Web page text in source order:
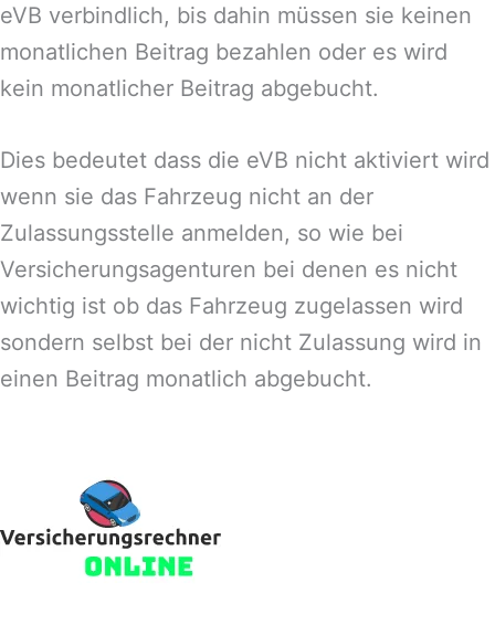
eVB verbindlich, bis dahin müssen sie keinen
monatlichen Beitrag bezahlen oder es wird
kein monatlicher Beitrag abgebucht.
Dies bedeutet dass die eVB nicht aktiviert wird
wenn sie das Fahrzeug nicht an der
Zulassungsstelle anmelden, so wie bei
Versicherungsagenturen bei denen es nicht
wichtig ist ob das Fahrzeug zugelassen wird
sondern selbst bei der nicht Zulassung wird in
einen Beitrag monatlich abgebucht.